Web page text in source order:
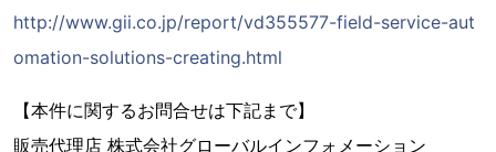
http://www.gii.co.jp/report/vd355577-field-service-aut
omation-solutions-creating.html
【本件に関するお問合せは下記まで】
販売代理店 株式会社グローバルインフォメーション